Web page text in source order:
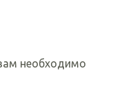
необходимо